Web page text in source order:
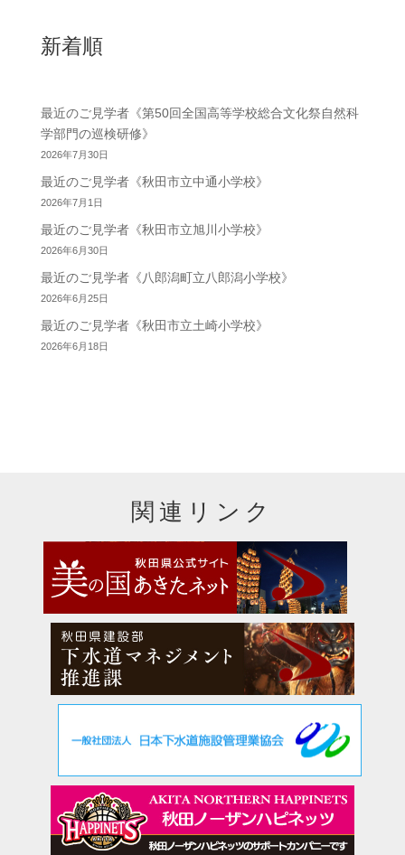
新着順
最近のご見学者《第50回全国高等学校総合文化祭自然科
学部門の巡検研修》
2026年7月30日
最近のご見学者《秋田市立中通小学校》
2026年7月1日
最近のご見学者《秋田市立旭川小学校》
2026年6月30日
最近のご見学者《八郎潟町立八郎潟小学校》
2026年6月25日
最近のご見学者《秋田市立土崎小学校》
2026年6月18日
関連リンク